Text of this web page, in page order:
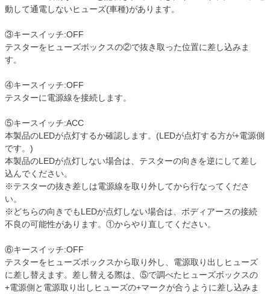
動して通電しないヒューズ(車種)があります。
③キースイッチ:OFF
テスターをヒューズボックスの②で抜き取った位置に差し込みま
す。
④キースイッチ:OFF
テスターに電源線を接続します。
⑤キースイッチ:ACC
本製品のLEDが点灯するか確認します。(LEDが点灯する方が+電源側
です。)
本製品のLEDが点灯しない場合は、テスターの向きを逆にして差し
込んでください。
※テスターの抜き差しは電源線を取り外してから行なってくださ
い。
※どちらの向きでもLEDが点灯しない場合は、ボディアースの接続
不良の可能性があります。①からやり直してください。
⑥キースイッチ:OFF
テスターをヒューズボックスから取り外し、電源取り出しヒューズ
に差し替えます。差し替える際は、⑤で調べたヒューズボックスの
+電源側と電源取り出しヒューズの+マークが合うように差し込みま